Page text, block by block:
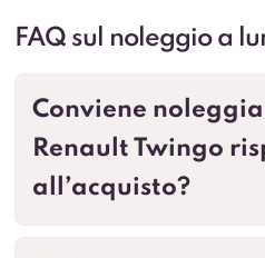
FAQ sul noleggio a
Conviene
Renault Twingo
all’acquisto?